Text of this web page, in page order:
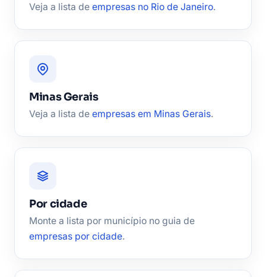
Veja a lista de empresas no Rio de Janeiro.
Minas Gerais
Veja a lista de empresas em Minas Gerais.
Por cidade
Monte a lista por município no guia de
empresas por cidade.